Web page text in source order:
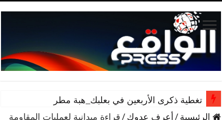
تغطية ذكرى الأربعين في بعلبك_هبة مطر
الرئيسية /أعرف عدوك /قراءة ميدانية لعمليات المقاومة